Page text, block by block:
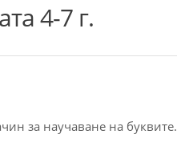
4-7 г.
за научаване на буквите.